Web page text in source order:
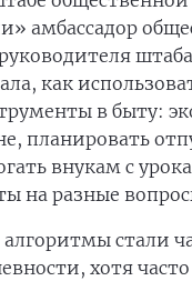
амбассадор
как
в быту:
планировать
внукам с
на разные
стали
хотя часто